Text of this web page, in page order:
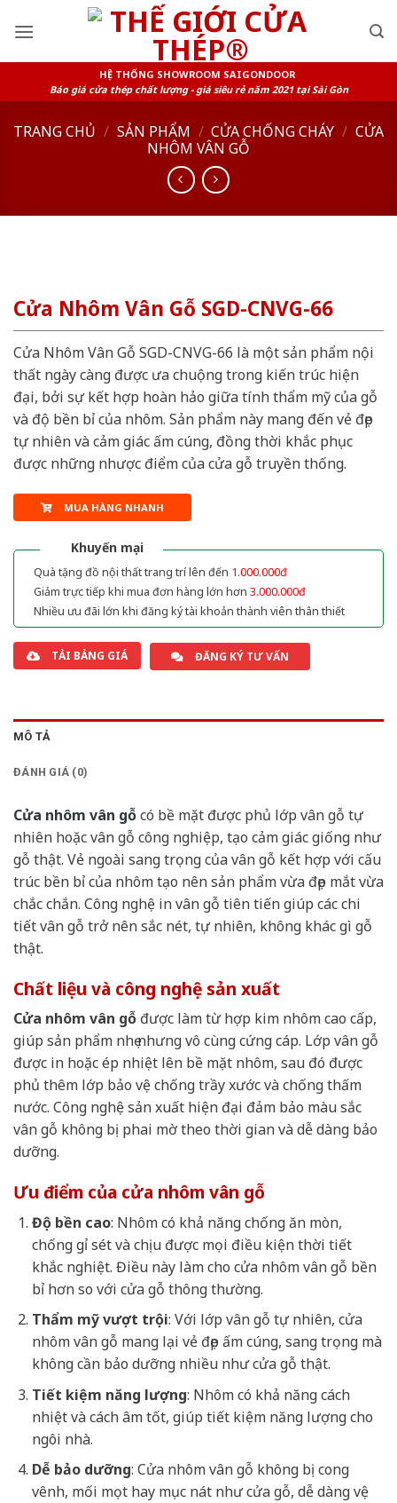
HỆ THỐNG SHOWROOM SAIGONDOOR
Báo giá cửa thép chất lượng - giá siêu rẻ năm 2021 tại Sài Gòn
TRANG CHỦ / SẢN PHẨM / CỬA CHỐNG CHÁY / CỬA
NHÔM VÂN GỖ
Cửa Nhôm Vân Gỗ SGD-CNVG-66
Cửa Nhôm Vân Gỗ SGD-CNVG-66 là một sản phẩm nội
thất ngày càng được ưa chuộng trong kiến trúc hiện
đại, bởi sự kết hợp hoàn hảo giữa tính thẩm mỹ của gỗ
và độ bền bỉ của nhôm. Sản phẩm này mang đến vẻ đẹp
tự nhiên và cảm giác ấm cúng, đồng thời khắc phục
được những nhược điểm của cửa gỗ truyền thống.
MUA HÀNG NHANH
Khuyến mại
Quà tặng đồ nội thất trang trí lên đến 1.000.000đ
Giảm trực tiếp khi mua đơn hàng lớn hơn 3.000.000đ
Nhiều ưu đãi lớn khi đăng ký tài khoản thành viên thân thiết
TẢI BẢNG GIÁ ĐĂNG KÝ TƯ VẤN
MÔ TẢ
ĐÁNH GIÁ (0)
Cửa nhôm vân gỗcó bề mặt được phủ lớp vân gỗ tự
nhiên hoặc vân gỗ công nghiệp, tạo cảm giác giống như
gỗ thật. Vẻ ngoài sang trọng của vân gỗ kết hợp với cấu
trúc bền bỉ của nhôm tạo nên sản phẩm vừa đẹp mắt vừa
chắc chắn. Công nghệ in vân gỗ tiên tiến giúp các chi
tiết vân gỗ trở nên sắc nét, tự nhiên, không khác gì gỗ
thật.
Chất liệu và công nghệ sản xuất
Cửa nhôm vân gỗ được làm từ hợp kim nhôm cao cấp,
giúp sản phẩm nhẹ nhưng vô cùng cứng cáp. Lớp vân gỗ
được in hoặc ép nhiệt lên bề mặt nhôm, sau đó được
phủ thêm lớp bảo vệ chống trầy xước và chống thấm
nước. Công nghệ sản xuất hiện đại đảm bảo màu sắc
vân gỗ không bị phai mờ theo thời gian và dễ dàng bảo
dưỡng.
Ưu điểm của cửa nhôm vân gỗ
Độ bền cao: Nhôm có khả năng chống ăn mòn,
chống gỉ sét và chịu được mọi điều kiện thời tiết
khắc nghiệt. Điều này làm cho cửa nhôm vân gỗ bền
bỉ hơn so với cửa gỗ thông thường.
Thẩm mỹ vượt trội: Với lớp vân gỗ tự nhiên, cửa
nhôm vân gỗ mang lại vẻ đẹp ấm cúng, sang trọng mà
không cần bảo dưỡng nhiều như cửa gỗ thật.
Tiết kiệm năng lượng: Nhôm có khả năng cách
nhiệt và cách âm tốt, giúp tiết kiệm năng lượng cho
ngôi nhà.
Dễ bảo dưỡng: Cửa nhôm vân gỗ không bị cong
vênh, mối mọt hay mục nát như cửa gỗ, dễ dàng vệ